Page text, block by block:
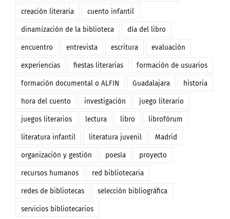
creación literaria cuento infantil
dinamización de la biblioteca día del libro
encuentro entrevista escritura evaluación
experiencias fiestas literarias formación de usuarios
formación documental o ALFIN Guadalajara historia
hora del cuento investigación juego literario
juegos literarios lectura libro librofórum
literatura infantil literatura juvenil Madrid
organización y gestión poesía proyecto
recursos humanos red bibliotecaria
redes de bibliotecas selección bibliográfica
servicios bibliotecarios